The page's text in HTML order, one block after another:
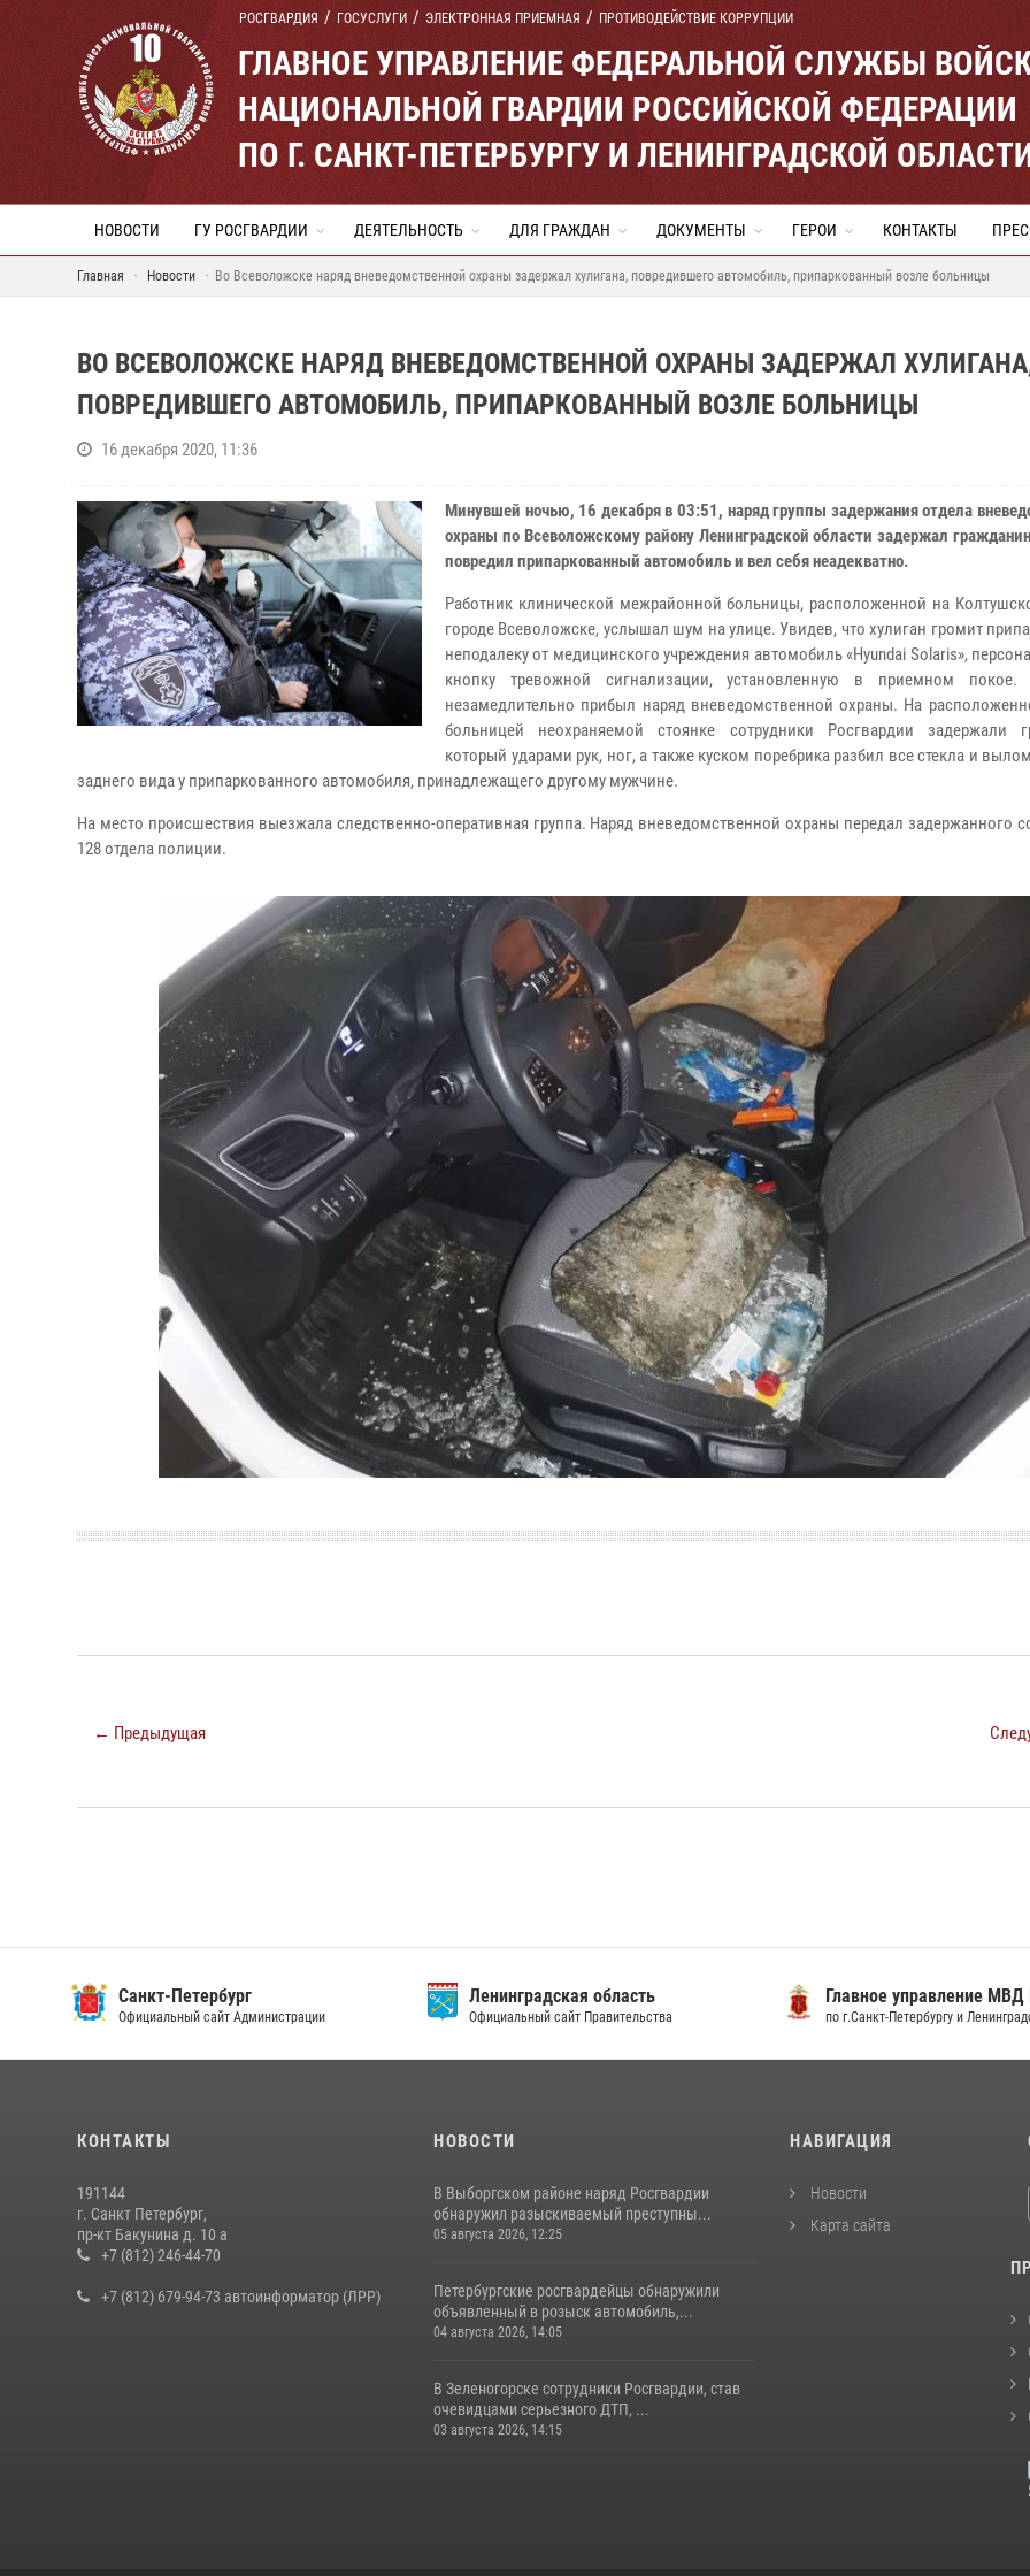
РОСГВАРДИЯ ГОСУСЛУГИ ЭЛЕКТРОННАЯ ПРИЕМНАЯ ПРОТИВОДЕЙСТВИЕ КОРРУПЦИИ
ГЛАВНОЕ УПРАВЛЕНИЕ ФЕДЕРАЛЬНОЙ СЛУЖБЫ
НАЦИОНАЛЬНОЙ ГВАРДИИ РОССИЙСКОЙ ФЕДЕРАЦИИ
ПО Г. САНКТ-ПЕТЕРБУРГУ И ЛЕНИНГРАДСКОЙ
НОВОСТИ ГУ РОСГВАРДИИ ДЕЯТЕЛЬНОСТЬ ДЛЯ ГРАЖДАН ДОКУМЕНТЫ ГЕРОИ КОНТАКТЫ
Главная Новости Во Всеволожске наряд вневедомственной охраны задержал хулигана, повредившего автомобиль, припаркованный возле больницы
ВО ВСЕВОЛОЖСКЕ НАРЯД ВНЕВЕДОМСТВЕННОЙ ОХРАНЫ ЗАДЕРЖАЛ
ПОВРЕДИВШЕГО АВТОМОБИЛЬ, ПРИПАРКОВАННЫЙ ВОЗЛЕ БОЛЬНИЦЫ
16 декабря 2020, 11:36
Минувшей ночью, 16 декабря в 03:51, наряд группы задержания отдела
охраны по Всеволожскому району Ленинградской области задержал
повредил припаркованный автомобиль и вел себя неадекватно.
Работник клинической межрайонной больницы, расположенной на
городе Всеволожске, услышал шум на улице. Увидев, что хулиган громит
неподалеку от медицинского учреждения автомобиль «Hyundai Solaris»,
кнопку тревожной сигнализации, установленную в приемном покое.
незамедлительно прибыл наряд вневедомственной охраны. На
больницей неохраняемой стоянке сотрудники Росгвардии задержали
который ударами рук, ног, а также куском поребрика разбил все стекла и
заднего вида у припаркованного автомобиля, принадлежащего другому мужчине.
На место происшествия выезжала следственно-оперативная группа. Наряд вневедомственной охраны передал задержанного
128 отдела полиции.
← Предыдущая
Санкт-Петербург
Официальный сайт Администрации
Ленинградская область
Официальный сайт Правительства
Главное управление МВД
по г.Санкт-Петербургу и
КОНТАКТЫ
191144
г. Санкт Петербург,
пр-кт Бакунина д. 10 а
+7 (812) 246-44-70
+7 (812) 679-94-73 автоинформатор (ЛРР)
НОВОСТИ
В Выборгском районе наряд Росгвардии
обнаружил разыскиваемый преступны...
05 августа 2026, 12:25
Петербургские росгвардейцы обнаружили
объявленный в розыск автомобиль,...
04 августа 2026, 14:05
В Зеленогорске сотрудники Росгвардии, став
очевидцами серьезного ДТП, ...
03 августа 2026, 14:15
НАВИГАЦИЯ
Новости
Карта сайта